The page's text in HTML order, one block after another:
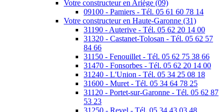
Votre constructeur en Ariège (09)
09100 - Pamiers - Tél. 05 61 60 78 14
Votre constructeur en Haute-Garonne (31)
31190 - Auterive - Tél. 05 62 20 14 00
31320 - Castanet-Tolosan - Tél. 05 62 57
84 66
31150 - Fenouillet - Tél. 05 62 75 38 66
31470 - Fonsorbes - Tél. 05 62 20 14 00
31240 - L'Union - Tél. 05 34 25 08 18
31600 - Muret - Tél. 05 34 64 78 25
31120 - Portet-sur-Garonne - Tél. 05 62 87
53 23
31250 - Revel - Tél. 05 34 43 03 48